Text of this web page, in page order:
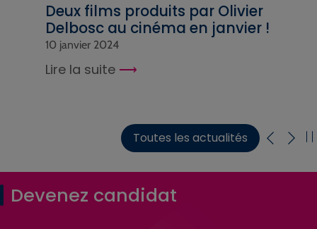
Deux films produits par Olivier
Delbosc au cinéma en janvier !
10 janvier 2024
Lire la suite
Toutes les actualités
Devenez candidat